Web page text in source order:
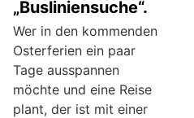
„Busliniensuche“.
Wer in den kommenden
Osterferien ein paar
Tage ausspannen
möchte und eine Reise
plant, der ist mit einer